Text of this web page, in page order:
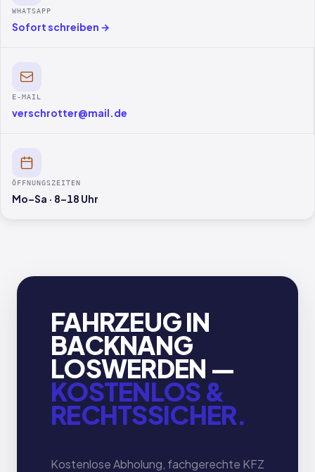
WHATSAPP
Sofort schreiben →
E-MAIL
verschrotter@mail.de
ÖFFNUNGSZEITEN
Mo–Sa · 8–18 Uhr
FAHRZEUG IN
BACKNANG
LOSWERDEN —
KOSTENLOS &
RECHTSSICHER.
Kostenlose Abholung, fachgerechte KFZ